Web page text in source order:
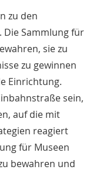
zu den
Die Sammlung für
sie zu
zu gewinnen
Einrichtung.
sein,
auf die mit
reagiert
für Museen
bewahren und